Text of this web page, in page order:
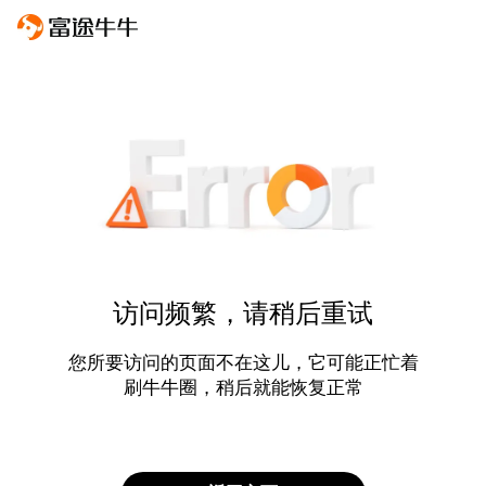
访问频繁，请稍后重试
您所要访问的页面不在这儿，它可能正忙着
刷牛牛圈，稍后就能恢复正常